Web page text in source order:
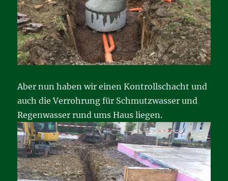
Aber nun haben wir einen Kontrollschacht und
auch die Verrohrung für Schmutzwasser und
Regenwasser rund ums Haus liegen.